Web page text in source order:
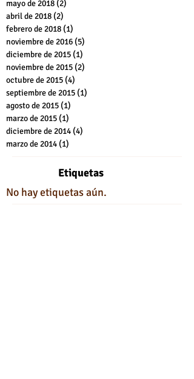
mayo de 2018(2)
abril de 2018(2)
febrero de 2018(1)
noviembre de 2016(5)
diciembre de 2015(1)
noviembre de 2015(2)
octubre de 2015(4)
septiembre de 2015(1)
agosto de 2015(1)
marzo de 2015(1)
diciembre de 2014(4)
marzo de 2014(1)
Etiquetas
No hay etiquetas aún.